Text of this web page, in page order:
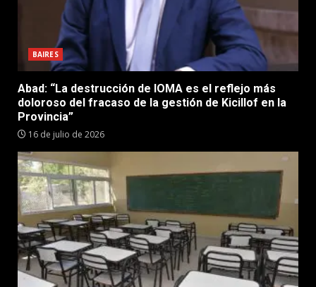
BAIRES
Abad: “La destrucción de IOMA es el reflejo más
doloroso del fracaso de la gestión de Kicillof en la
Provincia”
16 de julio de 2026